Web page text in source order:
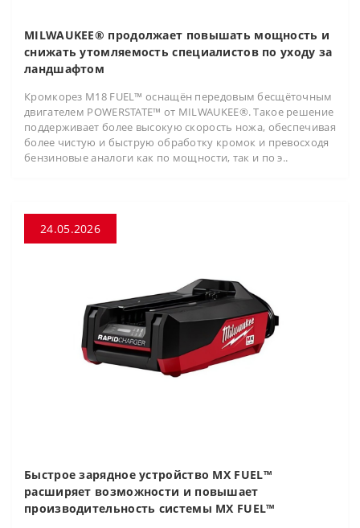
MILWAUKEE® продолжает повышать мощность и
снижать утомляемость специалистов по уходу за
ландшафтом
Кромкорез M18 FUEL™ оснащён передовым бесщёточным
двигателем POWERSTATE™ от MILWAUKEE®. Такое решение
поддерживает более высокую скорость ножа, обеспечивая
более чистую и быструю обработку кромок и превосходя
бензиновые аналоги как по мощности, так и по э..
24.05.2026
Быстрое зарядное устройство MX FUEL™
расширяет возможности и повышает
производительность системы MX FUEL™